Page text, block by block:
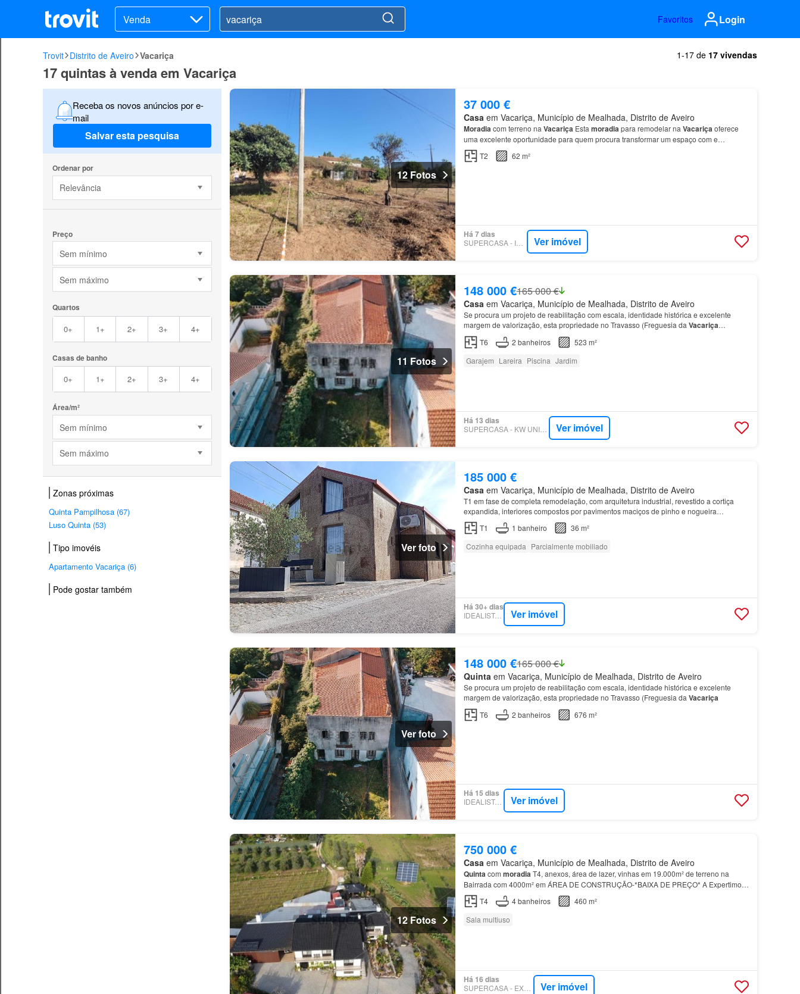
Venda Favoritos Login
Trovit Distrito de Aveiro Vacariça 1-17 de 17 vivendas
17 quintas à venda em Vacariça
Receba os novos anúncios por e-
mail
Salvar esta pesquisa
Ordenar por
Relevância
Preço
Sem mínimo
Sem máximo
Quartos
0+ 1+ 2+ 3+ 4+
Casas de banho
0+ 1+ 2+ 3+ 4+
Área/m²
Sem mínimo
Sem máximo
Zonas próximas
Quinta Pampilhosa (67)
Luso Quinta (53)
Tipo imovéis
Apartamento Vacariça (6)
Pode gostar também
12 Fotos
37 000 €
Casaem Vacariça, Município de Mealhada, Distrito de Aveiro
Moradiacom terreno na Vacariça Esta moradiapara remodelar na Vacariçaoferece
uma excelente oportunidade para quem procura transformar um espaço com e
encantador da
T2 62 m²
Há 7 dias
SUPERCASA - IMOVEEL Ver imóvel
11 Fotos
148 000 €165 000 €
Casaem Vacariça, Município de Mealhada, Distrito de Aveiro
Se procura um projeto de reabilitação com escala, identidade histórica e excelente
margem de valorização, esta propriedade no Travasso (Freguesia daVacariça
Construída em 1937, esta imponente
T6 2 banheiros
523 m²
Garajem Lareira Piscina Jardim
Há 13 dias
SUPERCASA - KW UNION COIMBRA Ver imóvel
Ver foto
185 000 €
Casaem Vacariça, Município de Mealhada, Distrito de Aveiro
T1 em fase de completa remodelação, com arquitetura industrial, revestido a cortiça
expandida, interiores compostos por pavimentos maciços de pinho e nogueira…
T1
1 banheiro
36 m²
Cozinha equipada Parcialmente mobiliado
Há 30+ dias
IDEALISTA.PT Ver imóvel
Ver foto
148 000 €165 000 €
Quintaem Vacariça, Município de Mealhada, Distrito de Aveiro
Se procura um projeto de reabilitação com escala, identidade histórica e excelente
margem de valorização, esta propriedade no Travasso (Freguesia da Vacariça
T6 2 banheiros 676 m²
Há 15 dias
IDEALISTA.PT Ver imóvel
12 Fotos
750 000 €
Casaem Vacariça, Município de Mealhada, Distrito de Aveiro
Quintacom moradiaT4, anexos, área de lazer, vinhas em 19.000m² de terreno na
Bairrada com 4000m² em ÁREA DE CONSTRUÇÃO-*BAIXA DE PREÇO* A Expertimo
apresenta Apresentamos uma esplêndida
T4 4banheiros
460 m²
Sala multiuso
Há 16 dias
SUPERCASA - EXPERTIMO Ver imóvel